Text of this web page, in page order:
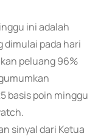
ini adalah
dimulai pada hari
peluang 96%
basis poin minggu
sinyal dari Ketua